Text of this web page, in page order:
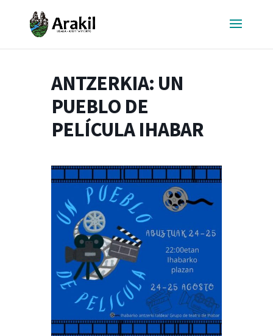
ANTZERKIA: UN
PUEBLO DE
PELÍCULA IHABAR